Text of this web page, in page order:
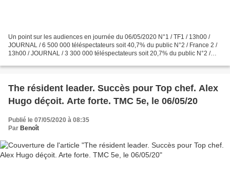
Un point sur les audiences en journée du 06/05/2020 N°1 / TF1 / 13h00 /
JOURNAL / 6 500 000 téléspectateurs soit 40,7% du public N°2 / France 2 /
13h00 / JOURNAL / 3 300 000 téléspectateurs soit 20,7% du public N°2 /
The résident leader. Succès pour Top chef. Alex
Hugo déçoit. Arte forte. TMC 5e, le 06/05/20
Publié le 07/05/2020 à 08:35
Par Benoît